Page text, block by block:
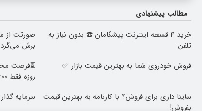
مطالب پیشنهادی
خرید 4 قسطه اینترنت پیشگامان ☎️ بدون نیاز به
تلفن
صورتت از
برش
فروش خودروی شما به بهترین قیمت بازار ✅
روزه فقط 600 هزارتومان!!
ساینا داری برای فروش؟ با کارنامه به بهترین قیمت
بفروش!
سرمایه